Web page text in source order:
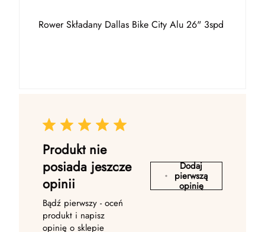
Rower Składany Dallas Bike City Alu 26" 3spd
Produkt nie
posiada jeszcze
opinii
Bądź pierwszy - oceń
produkt i napisz
opinię o sklepie
Dodaj
pierwszą
opinię